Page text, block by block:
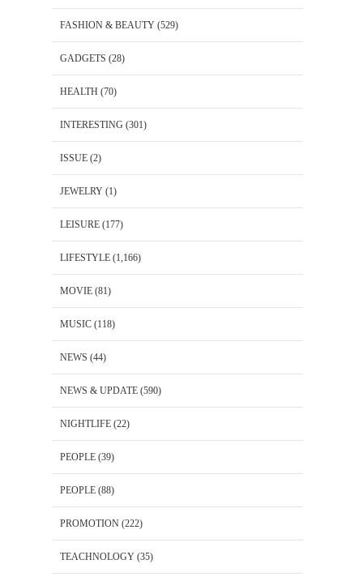
FASHION & BEAUTY (529)
GADGETS (28)
HEALTH (70)
INTERESTING (301)
ISSUE (2)
JEWELRY (1)
LEISURE (177)
LIFESTYLE (1,166)
MOVIE (81)
MUSIC (118)
NEWS (44)
NEWS & UPDATE (590)
NIGHTLIFE (22)
PEOPLE (39)
PEOPLE (88)
PROMOTION (222)
TEACHNOLOGY (35)